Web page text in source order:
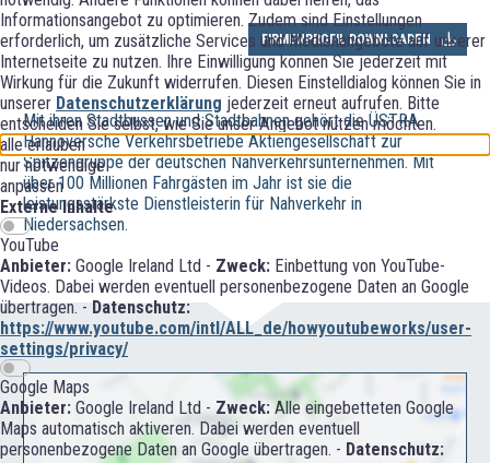
Informationsangebot zu optimieren. Zudem sind Einstellungen
erforderlich, um zusätzliche Services und Medienangebote auf unserer
Internetseite zu nutzen. Ihre Einwilligung können Sie jederzeit mit
Wirkung für die Zukunft widerrufen. Diesen Einstelldialog können Sie in
unserer Datenschutzerklärung jederzeit erneut aufrufen. Bitte
entscheiden Sie selbst, wie Sie unser Angebot nutzen möchten.
alle erlauben
nur notwendige
anpassen
Externe Inhalte
YouTube
Anbieter: Google Ireland Ltd - Zweck: Einbettung von YouTube-
Videos. Dabei werden eventuell personenbezogene Daten an Google
übertragen. - Datenschutz:
https://www.youtube.com/intl/ALL_de/howyoutubeworks/user-
settings/privacy/
Google Maps
Anbieter: Google Ireland Ltd - Zweck:Alle eingebetteten Google
Maps automatisch aktiveren. Dabei werden eventuell
personenbezogene Daten an Google übertragen. - Datenschutz:
FIRMENPROFIL DOWNLOADEN
Mit ihren Stadtbussen und Stadtbahnen gehört die ÜSTRA
Hannoversche Verkehrsbetriebe Aktiengesellschaft zur
Spitzengruppe der deutschen Nahverkehrsunternehmen. Mit
über 100 Millionen Fahrgästen im Jahr ist sie die
leistungsstärkste Dienstleisterin für Nahverkehr in
Niedersachsen.